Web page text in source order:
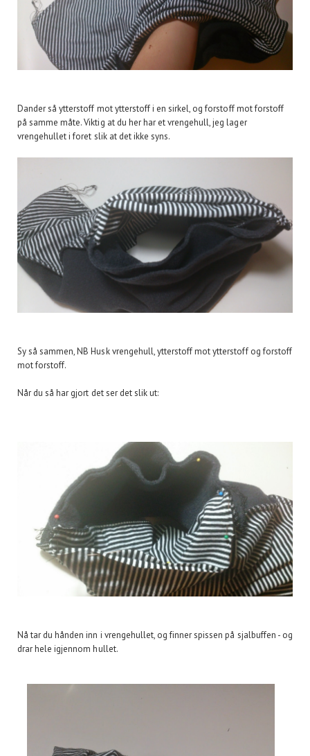
Dander så ytterstoff mot ytterstoff i en sirkel, og forstoff mot forstoff
på samme måte. Viktig at du her har et vrengehull, jeg lager
vrengehullet i foret slik at det ikke syns.
Sy så sammen, NB Husk vrengehull, ytterstoff mot ytterstoff og forstoff
mot forstoff.
Når du så har gjort det ser det slik ut:
Nå tar du hånden inn i vrengehullet, og finner spissen på sjalbuffen - og
drar hele igjennom hullet.